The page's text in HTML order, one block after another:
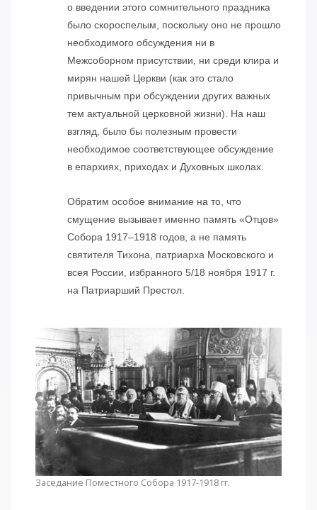
о введении этого сомнительного праздника
было скороспелым, поскольку оно не прошло
необходимого обсуждения ни в
Межсоборном присутствии, ни среди клира и
мирян нашей Церкви (как это стало
привычным при обсуждении других важных
тем актуальной церковной жизни). На наш
взгляд, было бы полезным провести
необходимое соответствующее обсуждение
в епархиях, приходах и Духовных школах.
Обратим особое внимание на то, что
смущение вызывает именно память «Отцов»
Собора 1917–1918 годов, а не память
святителя Тихона, патриарха Московского и
всея России, избранного 5/18 ноября 1917 г.
на Патриарший Престол.
Заседание Поместного Собора 1917-1918 гг.